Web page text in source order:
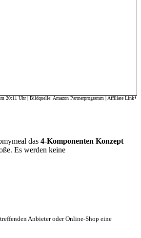
20:11 Uhr | Bildquelle: Amazon Partnerprogramm | Affiliate Link*
das 4-Komponenten Konzept
Es werden keine
Anbieter oder Online-Shop eine